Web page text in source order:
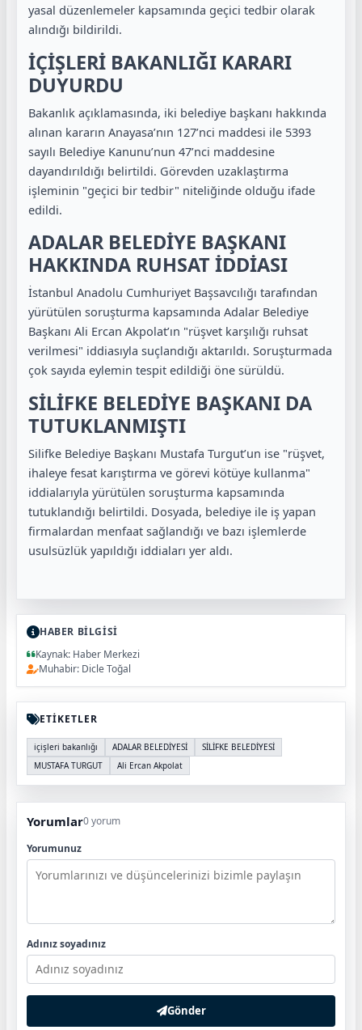
yasal düzenlemeler kapsamında geçici tedbir olarak
alındığı bildirildi.
İÇİŞLERİ BAKANLIĞI KARARI
DUYURDU
Bakanlık açıklamasında, iki belediye başkanı hakkında
alınan kararın Anayasa’nın 127’nci maddesi ile 5393
sayılı Belediye Kanunu’nun 47’nci maddesine
dayandırıldığı belirtildi. Görevden uzaklaştırma
işleminin "geçici bir tedbir" niteliğinde olduğu ifade
edildi.
ADALAR BELEDİYE BAŞKANI
HAKKINDA RUHSAT İDDİASI
İstanbul Anadolu Cumhuriyet Başsavcılığı tarafından
yürütülen soruşturma kapsamında Adalar Belediye
Başkanı Ali Ercan Akpolat’ın "rüşvet karşılığı ruhsat
verilmesi" iddiasıyla suçlandığı aktarıldı. Soruşturmada
çok sayıda eylemin tespit edildiği öne sürüldü.
SİLİFKE BELEDİYE BAŞKANI DA
TUTUKLANMIŞTI
Silifke Belediye Başkanı Mustafa Turgut’un ise "rüşvet,
ihaleye fesat karıştırma ve görevi kötüye kullanma"
iddialarıyla yürütülen soruşturma kapsamında
tutuklandığı belirtildi. Dosyada, belediye ile iş yapan
firmalardan menfaat sağlandığı ve bazı işlemlerde
usulsüzlük yapıldığı iddiaları yer aldı.
HABER BİLGİSİ
Kaynak: Haber Merkezi
Muhabir: Dicle Toğal
ETİKETLER
içişleri bakanlığı ADALAR BELEDİYESİ
SİLİFKE BELEDİYESİ
MUSTAFA TURGUT
Ali Ercan Akpolat
Yorumlar0 yorum
Yorumunuz
Adınız soyadınız
Gönder